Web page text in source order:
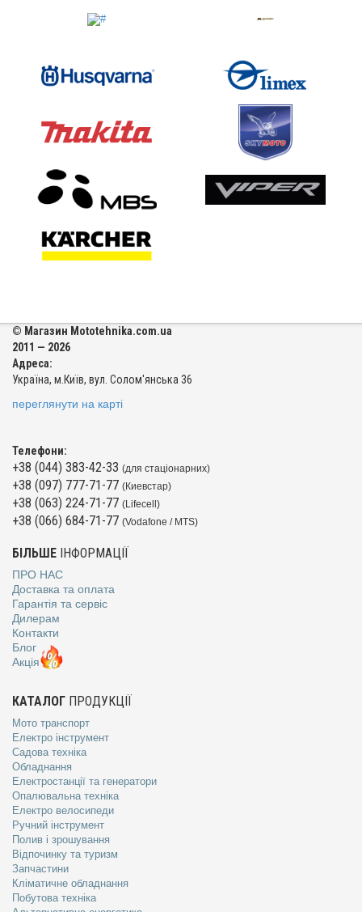
© Магазин Mototehnika.com.ua
2011 — 2026
Адреса:
Україна, м.Київ, вул. Солом'янська 36
переглянути на карті
Телефони:
+38 (044) 383-42-33 (для стаціонарних)
+38 (097) 777-71-77 (Киевстар)
+38 (063) 224-71-77 (Lifecell)
+38 (066) 684-71-77 (Vodafone / MTS)
БІЛЬШЕ ІНФОРМАЦІЇ
ПРО НАС
Доставка та оплата
Гарантія та сервіс
Дилерам
Контакти
Блог
Акція
КАТАЛОГ ПРОДУКЦІЇ
Мото транспорт
Електро інструмент
Садова техніка
Обладнання
Електростанції та генератори
Опалювальна техніка
Електро велосипеди
Ручний інструмент
Полив і зрошування
Відпочинку та туризм
Запчастини
Кліматичне обладнання
Побутова техніка